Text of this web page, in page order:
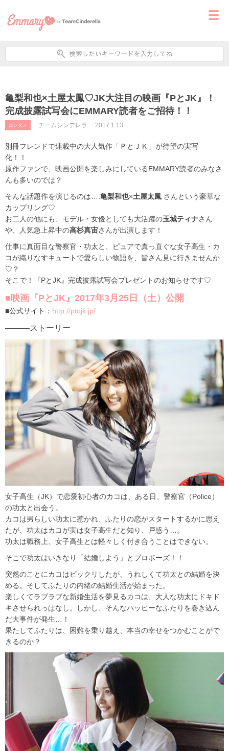
亀梨和也×土屋太鳳♡JK大注目の映画『PとJK』！
完成披露試写会にEMMARY読者をご招待！！
エンタメ チームシンデレラ 2017.1.13
別冊フレンドで連載中の大人気作「ＰとＪＫ」が待望の実写
化！！
原作ファンで、映画公開を楽しみにしているEMMARY読者のみなさ
んも多いのでは？
そんな話題作を演じるのは…. 亀梨和也×土屋太鳳 さんという豪華な
カップリング♡
お二人の他にも、モデル・女優としても大活躍の玉城ティナさん
や、人気急上昇中の高杉真宙さんが出演します！
仕事に真面目な警察官・功太と、ピュアで真っ直ぐな女子高生・カ
コが織りなすキュートで愛らしい物語を、皆さん見に行きませんか
♡？
そこで！『PとJK』完成披露試写会プレゼントのお知らせです♡
■映画『PとJK』2017年3月25日（土）公開
■公式サイト： http://ptojk.jp/
―――ストーリー
女子高生（JK）で恋愛初心者のカコは、ある日、警察官（Police）
の功太と出会う。
カコは男らしい功太に惹かれ、ふたりの恋がスタートするかに思え
たが、功太はカコが実は女子高生だと知り、戸惑う…。
功太は職務上、女子高生とは軽々しく付き合うことはできない。
そこで功太はいきなり「結婚しよう」とプロポーズ！！
突然のことにカコはビックリしたが、うれしくて功太との結婚を決
める。そしてふたりの内緒の結婚生活が始まった。
楽しくてラブラブな新婚生活を夢見るカコは、大人な功太にドキド
キさせられっぱなし。しかし、そんなハッピーなふたりを巻き込ん
だ大事件が発生…！
果たしてふたりは、困難を乗り越え、本当の幸せをつかむことがで
きるのか？